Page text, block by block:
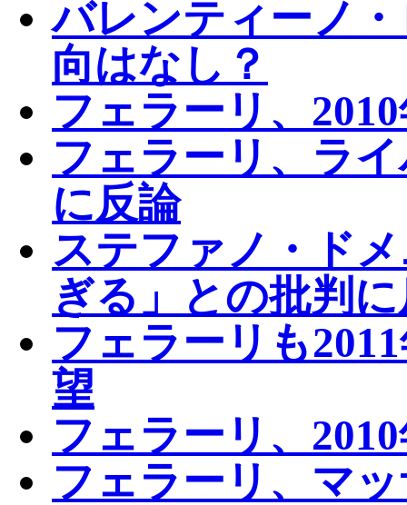
バレンティーノ
向はなし？
フェラーリ、
フェラーリ、ラ
に反論
ステファノ・ド
ぎる」との批判
フェラーリも
望
フェラーリ、
フェラーリ、マ